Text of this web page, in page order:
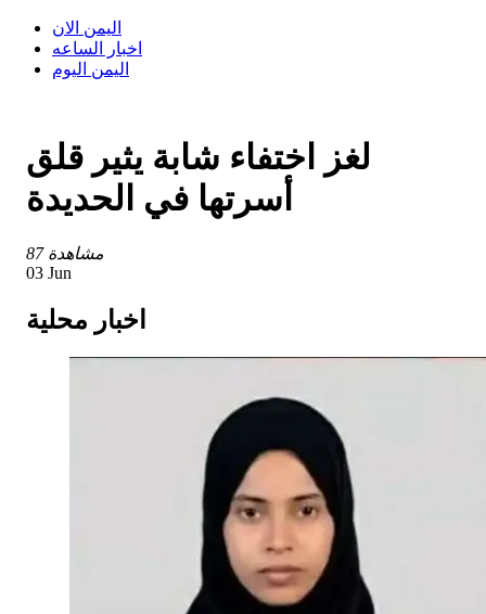
اليمن الان
اخبار الساعه
اليمن اليوم
لغز اختفاء شابة يثير قلق
أسرتها في الحديدة
87 مشاهدة
03 Jun
اخبار محلية